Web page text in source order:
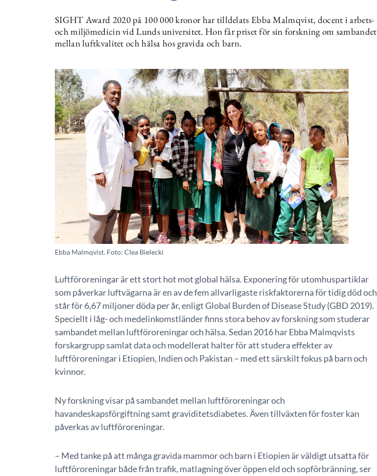
SIGHT Award 2020 på 100 000 kronor har tilldelats Ebba Malmqvist, docent i arbets-
och miljömedicin vid Lunds universitet. Hon får priset för sin forskning om sambandet
mellan luftkvalitet och hälsa hos gravida och barn.
Ebba Malmqvist. Foto: Clea Bielecki
Luftföroreningar är ett stort hot mot global hälsa. Exponering för utomhuspartiklar
som påverkar luftvägarna är en av de fem allvarligaste riskfaktorerna för tidig död och
står för 6,67 miljoner döda per år, enligt Global Burden of Disease Study (GBD 2019).
Speciellt i låg- och medelinkomstländer finns stora behov av forskning som studerar
sambandet mellan luftföroreningar och hälsa. Sedan 2016 har Ebba Malmqvists
forskargrupp samlat data och modellerat halter för att studera effekter av
luftföroreningar i Etiopien, Indien och Pakistan – med ett särskilt fokus på barn och
kvinnor.
Ny forskning visar på sambandet mellan luftföroreningar och
havandeskapsförgiftning samt graviditetsdiabetes. Även tillväxten för foster kan
påverkas av luftföroreningar.
– Med tanke på att många gravida mammor och barn i Etiopien är väldigt utsatta för
luftföroreningar både från trafik, matlagning över öppen eld och sopförbränning, ser